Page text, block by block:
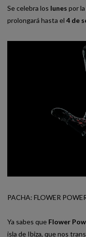
Se celebra los lunes por
prolongará hasta el 4 de
PACHA: FLOWER
Ya sabes que Flower
isla de Ibiza, que nos